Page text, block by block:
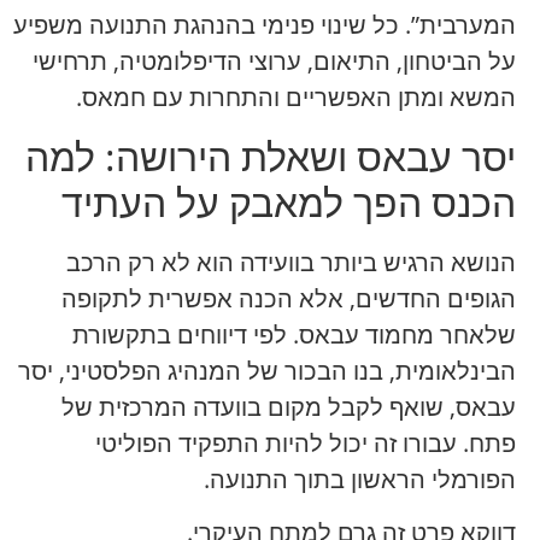
המערבית”. כל שינוי פנימי בהנהגת התנועה משפיע
על הביטחון, התיאום, ערוצי הדיפלומטיה, תרחישי
המשא ומתן האפשריים והתחרות עם חמאס.
יסר עבאס ושאלת הירושה: למה
הכנס הפך למאבק על העתיד
הנושא הרגיש ביותר בוועידה הוא לא רק הרכב
הגופים החדשים, אלא הכנה אפשרית לתקופה
שלאחר מחמוד עבאס. לפי דיווחים בתקשורת
הבינלאומית, בנו הבכור של המנהיג הפלסטיני, יסר
עבאס, שואף לקבל מקום בוועדה המרכזית של
פתח. עבורו זה יכול להיות התפקיד הפוליטי
הפורמלי הראשון בתוך התנועה.
דווקא פרט זה גרם למתח העיקרי.